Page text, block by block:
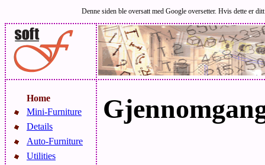
Denne siden ble oversatt med Google oversetter. Hvis dette er
Home
Mini-Furniture
Details
Auto-Furniture
Utilities